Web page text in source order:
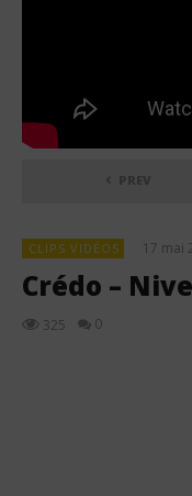
CLIPS VIDÉOS 17 mai
Crédo –
325 0